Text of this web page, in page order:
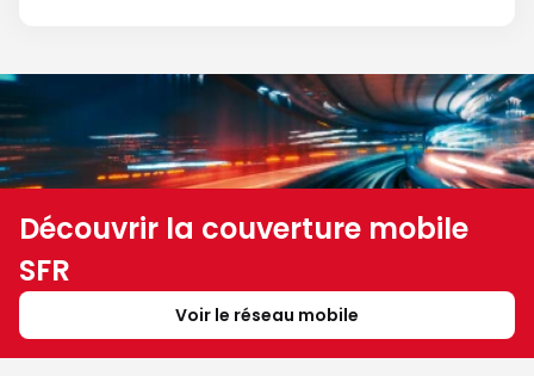
Découvrir la couverture mobile
SFR
Voir le réseau mobile